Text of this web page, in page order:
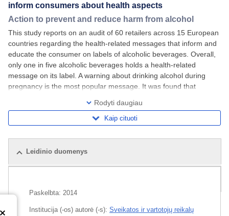
inform consumers about health aspects
Action to prevent and reduce harm from alcohol
This study reports on an audit of 60 retailers across 15 European
countries regarding the health-related messages that inform and
educate the consumer on labels of alcoholic beverages. Overall,
only one in five alcoholic beverages holds a health-related
message on its label. A warning about drinking alcohol during
pregnancy is the most popular message. It was found that
Rodyti daugiau
Kaip cituoti
Leidinio duomenys
Paskelbta: 2014
Institucija (-os) autorė (-s): Sveikatos ir vartotojų reikalų